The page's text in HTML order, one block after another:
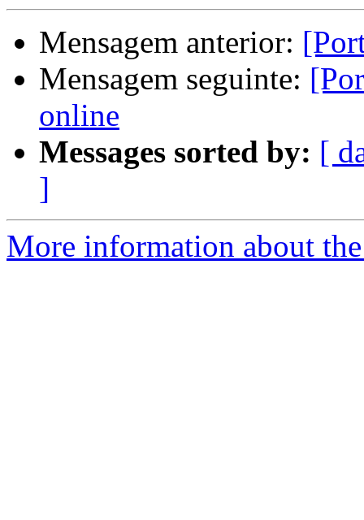
Mensagem anterior:
Mensagem seguinte:
online
Messages sorted by: [
]
More information about